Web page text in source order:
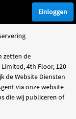
Einloggen
zetten de
4th Floor, 120
de Website Diensten
via onze website
die wij publiceren of